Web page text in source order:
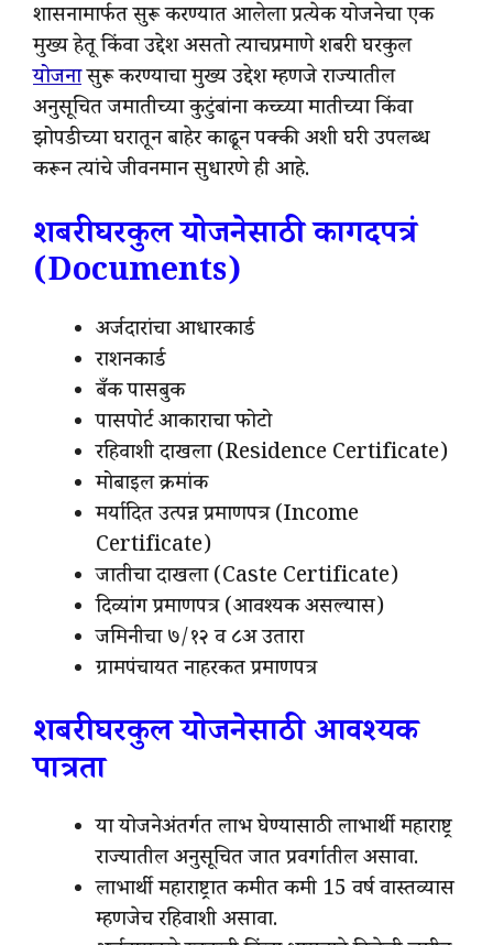
शासनामार्फत सुरू करण्यात आलेला प्रत्येक योजनेचा एक
मुख्य हेतू किंवा उद्देश असतो त्याचप्रमाणे शबरी घरकुल
योजनासुरू करण्याचा मुख्य उद्देश म्हणजे राज्यातील
अनुसूचित जमातीच्या कुटुंबांना कच्च्या मातीच्या किंवा
झोपडीच्या घरातून बाहेर काढून पक्की अशी घरी उपलब्ध
करून त्यांचे जीवनमान सुधारणे ही आहे.
शबरी घरकुल योजनेसाठी कागदपत्रं
(Documents)
अर्जदारांचा आधारकार्ड
राशनकार्ड
बँक पासबुक
पासपोर्ट आकाराचा फोटो
रहिवाशी दाखला (Residence Certificate)
मोबाइल क्रमांक
मर्यादित उत्पन्न प्रमाणपत्र (Income
Certificate)
जातीचा दाखला (Caste Certificate)
दिव्यांग प्रमाणपत्र (आवश्यक असल्यास)
जमिनीचा ७/१२ व ८अ उतारा
ग्रामपंचायत नाहरकत प्रमाणपत्र
शबरी घरकुल योजनेसाठी आवश्यक
पात्रता
या योजनेअंतर्गत लाभ घेण्यासाठी लाभार्थी महाराष्ट्र
राज्यातील अनुसूचित जात प्रवर्गातील असावा.
लाभार्थी महाराष्ट्रात कमीत कमी 15 वर्ष वास्तव्यास
म्हणजेच रहिवाशी असावा.